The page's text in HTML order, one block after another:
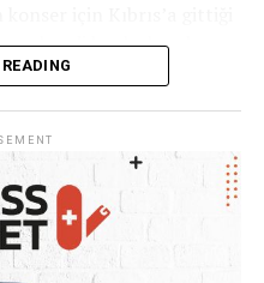
ve kendi banka hesabını
2 milyon TL civarında
korkusuyla ses
tüm WhatsApp
ifade etti.
Var, Ama Ahbap